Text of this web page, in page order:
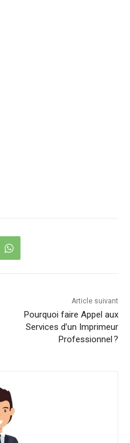
Article suivant
Pourquoi faire Appel aux
Services d’un Imprimeur
Professionnel ?